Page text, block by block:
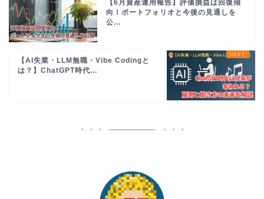
【6月資産運用報告】評価損益は回復傾
向！ポートフォリオと今後の見通しを
公...
【AI失業・LLM無職・Vibe Codingと
は？】ChatGPT時代...